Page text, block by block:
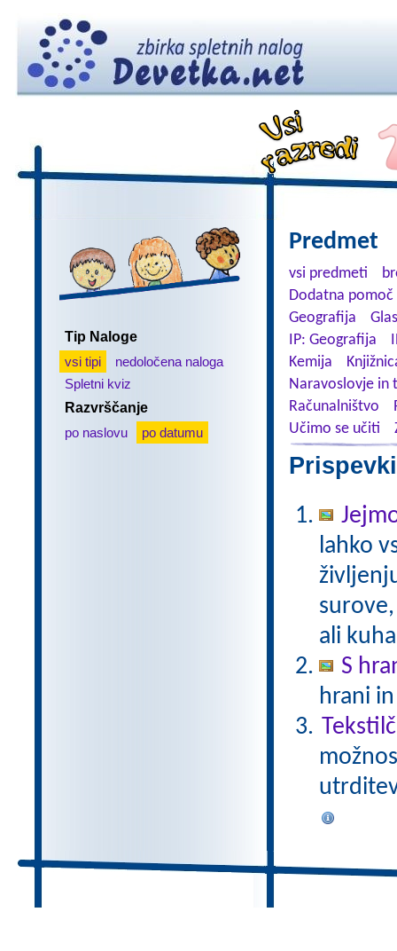
Tip Naloge
vsi tipi
nedoločena naloga
Spletni kviz
Razvrščanje
po naslovu
po datumu
Predmet
vsi predmeti
Dodatna
Geografija
IP: Geografija
Kemija
Naravoslovje in
Računalništvo
Učimo se učiti
lahko
ali
S
hrani